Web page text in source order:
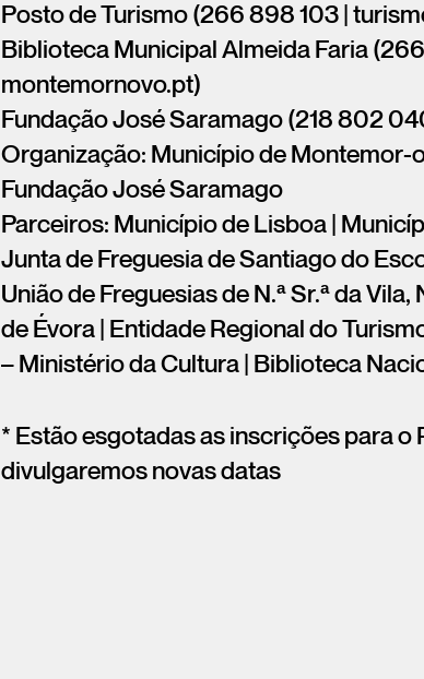
Posto de Turismo (266 898 103 |
Biblioteca Municipal Almeida Faria
montemornovo.pt)
Fundação José Saramago (218 802
Organização: Município de Montemor-
Fundação José Saramago
Parceiros: Município de Lisboa |
Junta de Freguesia de Santiago do
União de Freguesias de N.ª Sr.ª da
de Évora | Entidade Regional do
– Ministério da Cultura | Biblioteca
* Estão esgotadas as inscrições para
divulgaremos novas datas